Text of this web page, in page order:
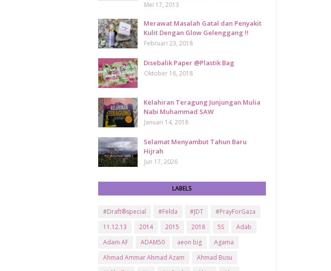
Mei 17, 2013
Merawat Masalah Gatal dan Penyakit
Kulit Dengan Glow Gelenggang !!
Februari 23, 2018
Disebalik Paper @Plastik Bag
Oktober 16, 2018
Kelahiran Teragung Junjungan Mulia
Nabi Muhammad SAW
Januari 14, 2018
Selamat Menyambut Tahun Baru
Hijrah
Jun 17, 2026
LABELS
#Draft®special #Felda #JDT
#PrayForGaza
11.12.13
2014 2015 2018 5S
Adab
Adam AF
ADAM50 aeon big
Agama
Ahmad Ammar Ahmad Azam
Ahmad Busu